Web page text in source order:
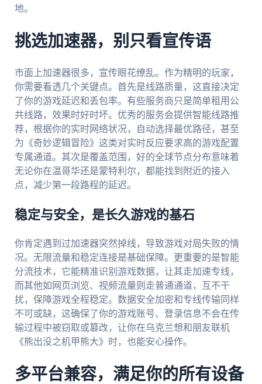
地。
挑选加速器，别只看宣传语
市面上加速器很多，宣传眼花缭乱。作为精明的玩家，
你需要看透几个关键点。首先是线路质量，这直接决定
了你的游戏延迟和丢包率。有些服务商只是简单租用公
共线路，效果时好时坏。优秀的服务会提供智能线路推
荐，根据你的实时网络状况，自动选择最优路径，甚至
为《奇妙逻辑冒险》这类对实时反应要求高的游戏配置
专属通道。其次是覆盖范围，好的全球节点分布意味着
无论你在温哥华还是蒙特利尔，都能找到附近的接入
点，减少第一段路程的延迟。
稳定与安全，是长久游戏的基石
你肯定遇到过加速器突然掉线，导致游戏对局失败的情
况。无限流量和稳定连接是基础保障。更重要的是智能
分流技术，它能精准识别游戏数据，让其走加速专线，
而其他如网页浏览、视频流量则走普通通道，互不干
扰，保障游戏全程稳定。数据安全加密和专线传输同样
不可或缺，这确保了你的游戏账号、登录信息不会在传
输过程中被窃取或篡改，让你在乌克兰想和朋友联机
《熊出没之机甲熊大》时，也能安心操作。
多平台兼容，满足你的所有设备